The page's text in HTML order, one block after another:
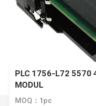
PLC 1756-L72 5570
MODUL
MOQ：1pc